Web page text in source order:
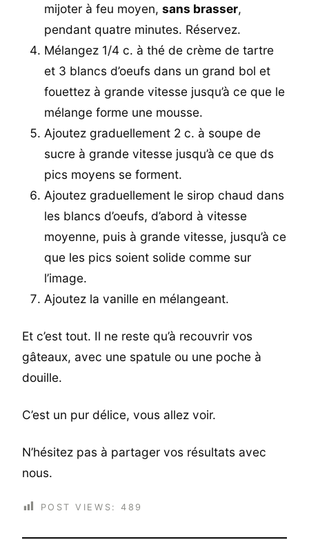
mijoter à feu moyen, sans brasser,
pendant quatre minutes. Réservez.
Mélangez 1/4 c. à thé de crème de tartre
et 3 blancs d’oeufs dans un grand bol et
fouettez à grande vitesse jusqu’à ce que le
mélange forme une mousse.
Ajoutez graduellement 2 c. à soupe de
sucre à grande vitesse jusqu’à ce que ds
pics moyens se forment.
Ajoutez graduellement le sirop chaud dans
les blancs d’oeufs, d’abord à vitesse
moyenne, puis à grande vitesse, jusqu’à ce
que les pics soient solide comme sur
l’image.
Ajoutez la vanille en mélangeant.
Et c’est tout. Il ne reste qu’à recouvrir vos
gâteaux, avec une spatule ou une poche à
douille.
C’est un pur délice, vous allez voir.
N’hésitez pas à partager vos résultats avec
nous.
POST VIEWS: 489